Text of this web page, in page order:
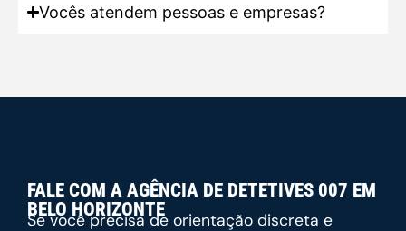
Vocês atendem pessoas e empresas?
FALE COM A AGÊNCIA DE DETETIVES 007 EM
BELO HORIZONTE
Se você precisa de orientação discreta e